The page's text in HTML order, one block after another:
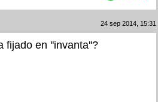
24 sep 2014, 15:31
fijado en ''invanta''?